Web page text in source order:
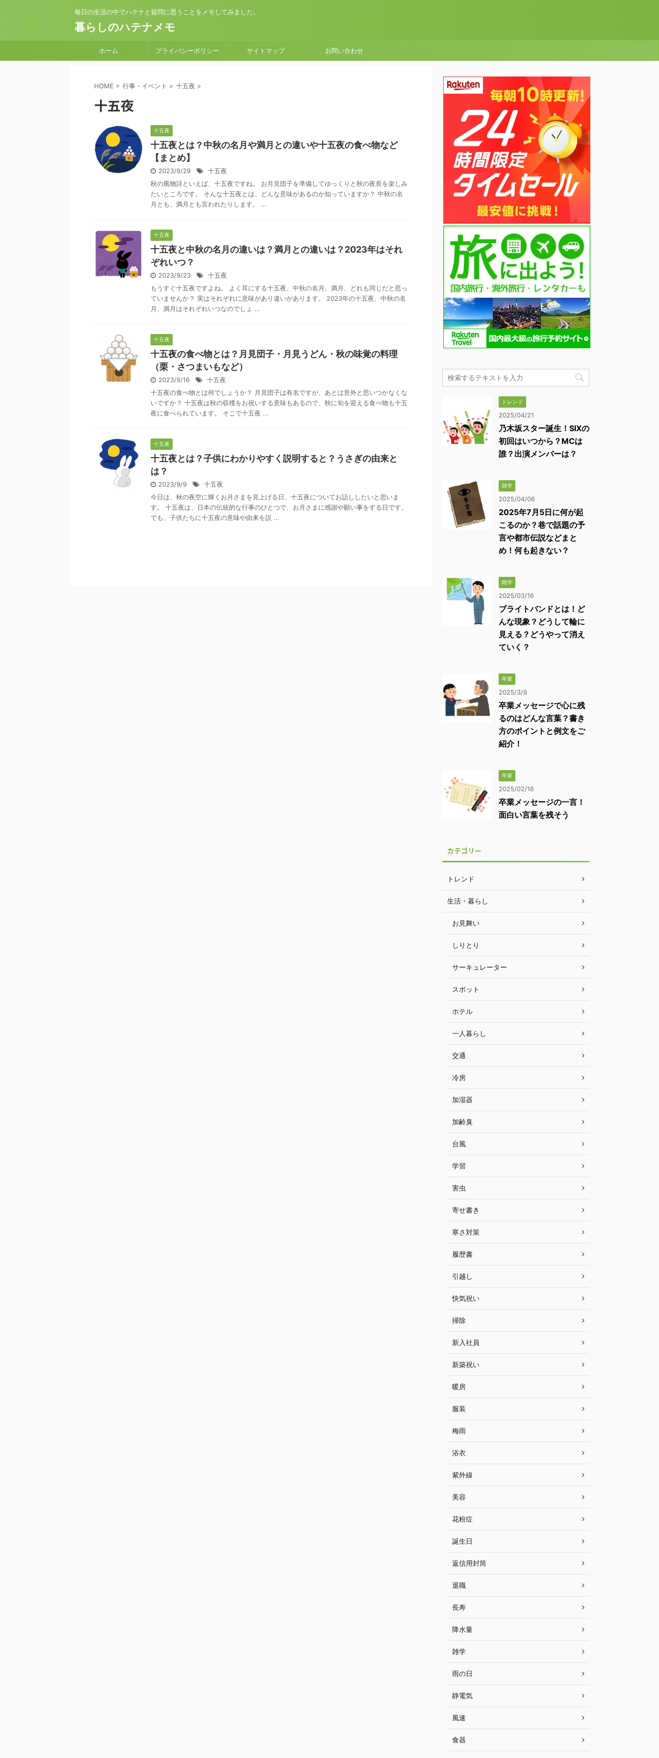
毎日の生活の中でハテナと疑問に思うことをメモしてみました。
暮らしのハテナメモ
ホーム プライバシーポリシー サイトマップ お問い合わせ
HOME > 行事・イベント > 十五夜 >
十五夜
十五夜
十五夜とは？中秋の名月や満月との違いや十五夜の食べ物など
【まとめ】
2023/9/29
十五夜
秋の風物詩といえば、十五夜ですね。 お月見団子を準備してゆっくりと秋の夜長を楽しみ
たいところです。 そんな十五夜とは、どんな意味があるのか知っていますか？ 中秋の名
月とも、満月とも言われたりします。 ...
十五夜
十五夜と中秋の名月の違いは？満月との違いは？2023年はそれ
ぞれいつ？
2023/9/23
十五夜
もうすぐ十五夜ですよね。 よく耳にする十五夜、中秋の名月、満月、どれも同じだと思っ
ていませんか？ 実はそれぞれに意味があり違いがあります。 2023年の十五夜、中秋の名
月、満月はそれぞれいつなのでしょ ...
十五夜
十五夜の食べ物とは？月見団子・月見うどん・秋の味覚の料理
（栗・さつまいもなど）
2023/9/16
十五夜
十五夜の食べ物とは何でしょうか？ 月見団子は有名ですが、あとは意外と思いつかなくな
いですか？ 十五夜は秋の収穫をお祝いする意味もあるので、秋に旬を迎える食べ物も十五
夜に食べられています。 そこで十五夜 ...
十五夜
十五夜とは？子供にわかりやすく説明すると？うさぎの由来と
は？
2023/9/9
十五夜
今日は、秋の夜空に輝くお月さまを見上げる日、十五夜についてお話ししたいと思いま
す。 十五夜は、日本の伝統的な行事のひとつで、お月さまに感謝や願い事をする日です。
でも、子供たちに十五夜の意味や由来を説 ...
トレンド
2025/04/21
乃木坂スター誕生！SIXの
初回はいつから？MCは
誰？出演メンバーは？
雑学
2025/04/06
2025年7月5日に何が起
こるのか？巷で話題の予
言や都市伝説などまと
め！何も起きない？
雑学
2025/03/16
ブライトバンドとは！ど
んな現象？どうして輪に
見える？どうやって消え
ていく？
卒業
2025/3/9
卒業メッセージで心に残
るのはどんな言葉？書き
方のポイントと例文をご
紹介！
卒業
2025/02/16
卒業メッセージの一言！
面白い言葉を残そう
カテゴリー
トレンド
生活・暮らし
お見舞い
しりとり
サーキュレーター
スポット
ホテル
一人暮らし
交通
冷房
加湿器
加齢臭
台風
学習
害虫
寄せ書き
寒さ対策
履歴書
引越し
快気祝い
掃除
新入社員
新築祝い
暖房
服装
梅雨
浴衣
紫外線
美容
花粉症
誕生日
返信用封筒
退職
長寿
降水量
雑学
雨の日
静電気
風速
食器